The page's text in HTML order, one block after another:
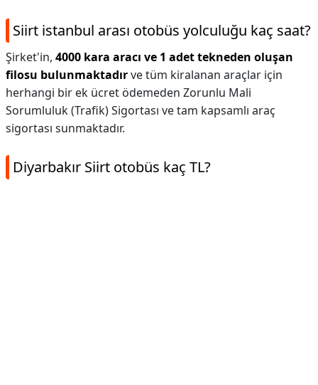
Siirt istanbul arası otobüs yolculuğu kaç saat?
Şirket'in, 4000 kara aracı ve 1 adet tekneden oluşan
filosu bulunmaktadırve tüm kiralanan araçlar için
herhangi bir ek ücret ödemeden Zorunlu Mali
Sorumluluk (Trafik) Sigortası ve tam kapsamlı araç
sigortası sunmaktadır.
Diyarbakır Siirt otobüs kaç TL?